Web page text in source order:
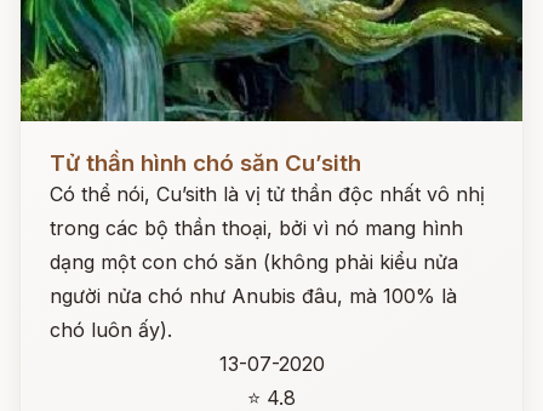
Tử thần hình chó săn Cu’sith
Có thể nói, Cu’sith là vị tử thần độc nhất vô nhị
trong các bộ thần thoại, bởi vì nó mang hình
dạng một con chó săn (không phải kiểu nửa
người nửa chó như Anubis đâu, mà 100% là
chó luôn ấy).
13-07-2020
⭐ 4.8